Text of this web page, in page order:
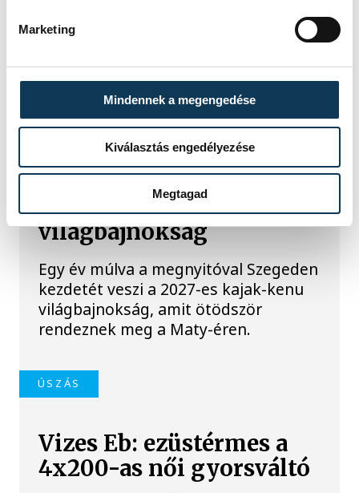
Marketing
Mindennek a megengedése
Kiválasztás engedélyezése
Megtagad
TOVÁBBI CIKKEK
ORSZÁG-VILÁG
Egy év múlva kezdődik
Szegeden a kajak-kenu
világbajnokság
Egy év múlva a megnyitóval Szegeden
kezdetét veszi a 2027-es kajak-kenu
világbajnokság, amit ötödször
rendeznek meg a Maty-éren.
ÚSZÁS
Vizes Eb: ezüstérmes a
4x200-as női gyorsváltó